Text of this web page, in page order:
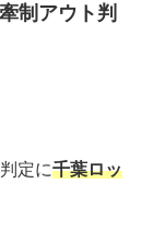
制アウト判
定に千葉ロッ